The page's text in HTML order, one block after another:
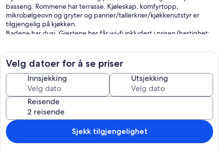
basseng. Rommene har terrasse. Kjøleskap, komfyrtopp,
mikrobølgeovn og gryter og panner/tallerkner/kjøkkenutstyr er
tilgjengelig på kjøkken.
Badene har dusj. Gjestene her får wi-fi inkludert i prisen (hastighet:
tilbys med jevne mellomrom.
Fritidsfasiliteter ved denne ferieboligen inkluderer et utendørs
basseng.
Velg datoer for å se priser
Innsjekking Utsjekking
Reisende
Sjekk tilgjengelighet